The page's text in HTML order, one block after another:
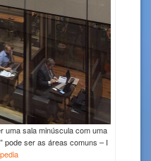
uma sala minúscula com uma
pode ser as áreas comuns – I